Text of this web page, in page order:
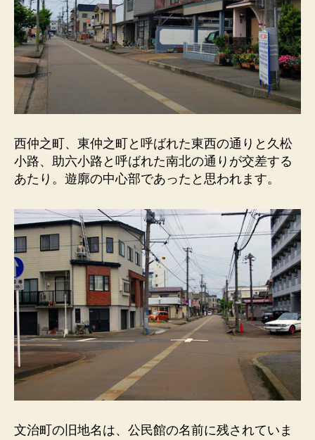
西仲之町、東仲之町と呼ばれた東西の通りと久松
小路、助六小路と呼ばれた南北の通りが交差する
あたり。遊廓の中心部であったと思われます。
文治町の旧地名は、公民館の名前に残されていま